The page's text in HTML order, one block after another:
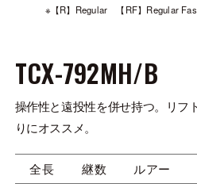
※【R】Regular 【RF】Regular
TCX-792MH/B
操作性と遠投性を併せ持つ。リフ
りにオススメ。
全長 継数 ルアー